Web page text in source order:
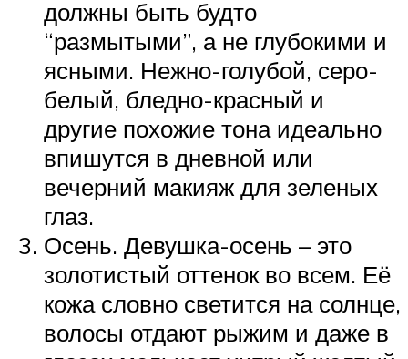
должны быть будто
“размытыми”, а не глубокими и
ясными. Нежно-голубой, серо-
белый, бледно-красный и
другие похожие тона идеально
впишутся в дневной или
вечерний макияж для зеленых
глаз.
Осень. Девушка-осень – это
золотистый оттенок во всем. Её
кожа словно светится на солнце,
волосы отдают рыжим и даже в